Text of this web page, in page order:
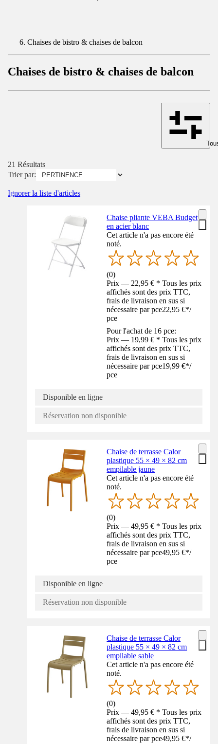
Chaises de bistro & chaises de balcon
Chaises de bistro & chaises de balcon
21 Résultats
Trier par:
Ignorer la liste d'articles
Chaise pliante VEBA Budget
en acier blanc
Cet article n'a pas encore été
noté.
(0)
Prix — 22,95 € * Tous les prix
affichés sont des prix TTC,
frais de livraison en sus si
nécessaire par pce22,95 €*/
pce
Pour l'achat de 16 pce:
Prix — 19,99 € * Tous les prix
affichés sont des prix TTC,
frais de livraison en sus si
nécessaire par pce19,99 €*/
pce
Disponible en ligne
Réservation non disponible
Chaise de terrasse Calor
plastique 55 × 49 × 82 cm
empilable jaune
Cet article n'a pas encore été
noté.
(0)
Prix — 49,95 € * Tous les prix
affichés sont des prix TTC,
frais de livraison en sus si
nécessaire par pce49,95 €*/
pce
Disponible en ligne
Réservation non disponible
Chaise de terrasse Calor
plastique 55 × 49 × 82 cm
empilable sable
Cet article n'a pas encore été
noté.
(0)
Prix — 49,95 € * Tous les prix
affichés sont des prix TTC,
frais de livraison en sus si
nécessaire par pce49,95 €*/